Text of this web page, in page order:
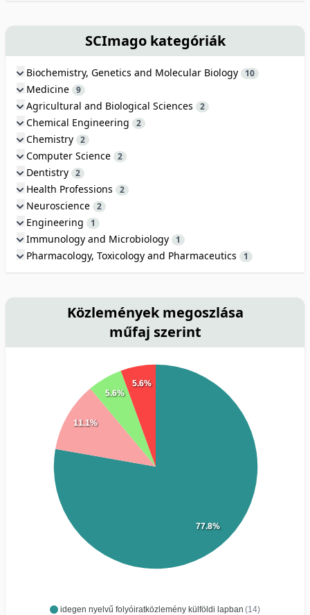
SCImago kategóriák
Biochemistry, Genetics and Molecular Biology 10
Medicine 9
Agricultural and Biological Sciences 2
Chemical Engineering 2
Chemistry 2
Computer Science 2
Dentistry 2
Health Professions 2
Neuroscience 2
Engineering 1
Immunology and Microbiology 1
Pharmacology, Toxicology and Pharmaceutics 1
Közlemények megoszlása
műfaj szerint
idegen nyelvű folyóiratközlemény külföldi lapban (14)
77.8%
11.1%
5.6%
5.6%